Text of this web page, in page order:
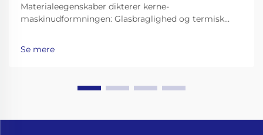
Materialeegenskaber dikterer kerne-
maskinudformningen: Glasbraglighed og termisk
og præcisionsgrebere til flaskehalse. At arbejde med
Se mere